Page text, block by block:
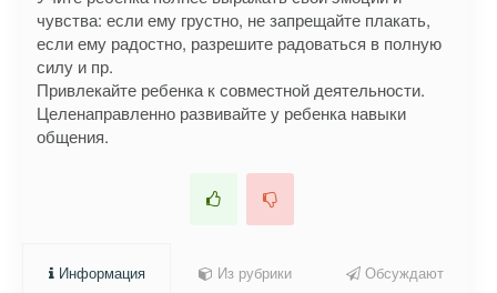
чувства: если ему грустно, не запрещайте плакать,
если ему радостно, разрешите радоваться в полную
силу и пр.
Привлекайте ребенка к совместной деятельности.
Целенаправленно развивайте у ребенка навыки
общения.
Информация Из рубрики Обсуждают